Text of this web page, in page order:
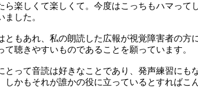
ら楽しくて楽しくて。今度はこっちもハマって
ました。
ともあれ、私の朗読した広報が視覚障害者の方
て聴きやすいものであることを願っています。
とって音読は好きなことであり、発声練習にも
しかもそれが誰かの役に立っているとすればこ